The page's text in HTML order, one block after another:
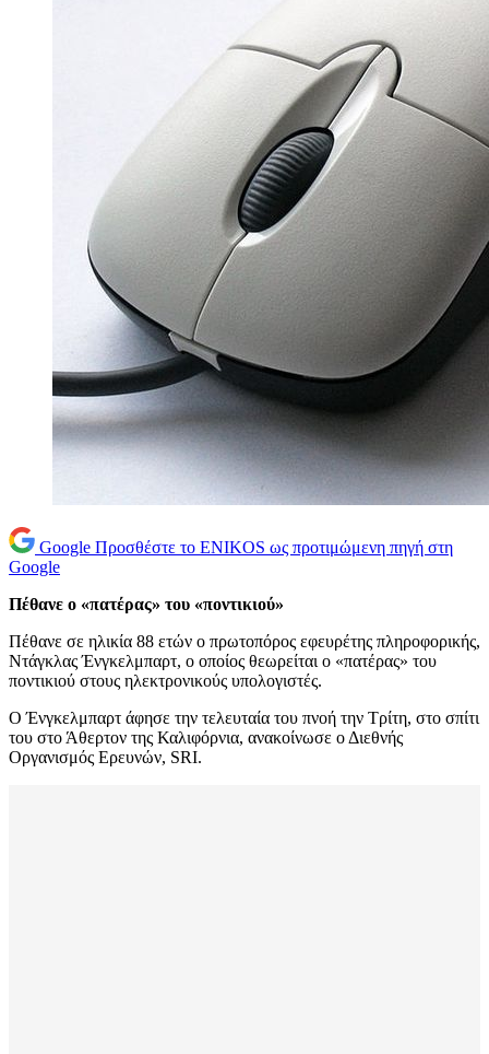
Google Προσθέστε το ENIKOS ως προτιμώμενη πηγή στη
Google
Πέθανε ο «πατέρας» του «ποντικιού»
Πέθανε σε ηλικία 88 ετών ο πρωτοπόρος εφευρέτης πληροφορικής,
Ντάγκλας Ένγκελμπαρτ, ο οποίος θεωρείται ο «πατέρας» του
ποντικιού στους ηλεκτρονικούς υπολογιστές.
Ο Ένγκελμπαρτ άφησε την τελευταία του πνοή την Τρίτη, στο σπίτι
του στο Άθερτον της Καλιφόρνια, ανακοίνωσε ο Διεθνής
Οργανισμός Ερευνών, SRI.